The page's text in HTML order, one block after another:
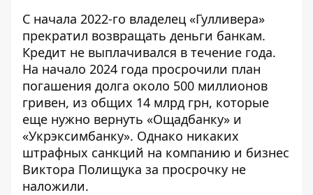
С начала 2022-го владелец «Гулливера»
прекратил возвращать деньги банкам.
Кредит не выплачивался в течение года.
На начало 2024 года просрочили план
погашения долга около 500 миллионов
гривен, из общих 14 млрд грн, которые
еще нужно вернуть «Ощадбанку» и
«Укрэксимбанку». Однако никаких
штрафных санкций на компанию и бизнес
Виктора Полищука за просрочку не
наложили.